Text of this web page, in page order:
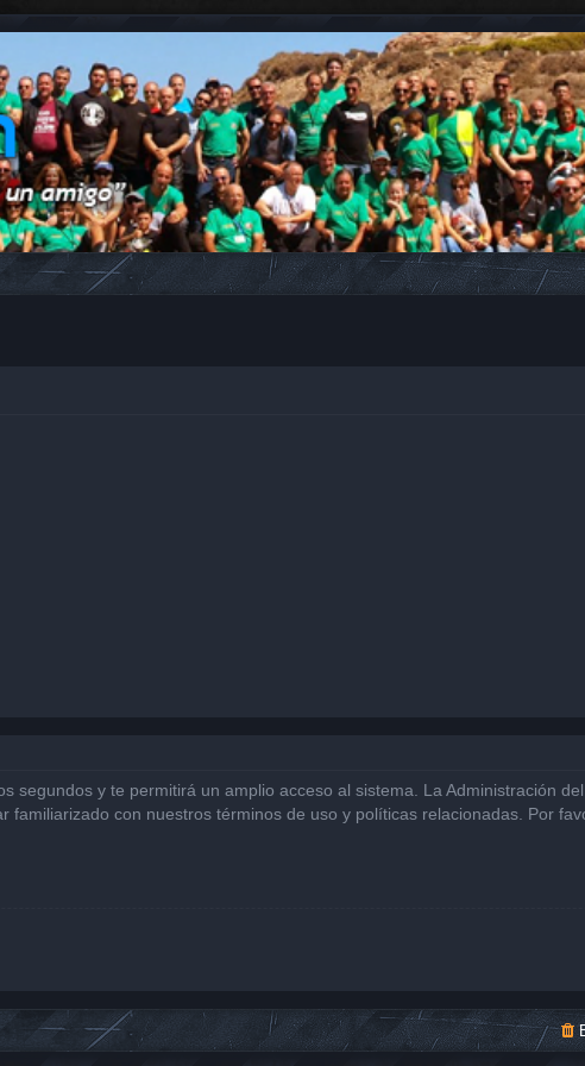
segundos y te permitirá un amplio acceso al sistema. La Administración
con nuestros términos de uso y políticas relacionadas. Por